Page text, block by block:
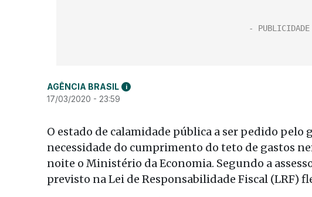
AGÊNCIA BRASIL i
17/03/2020 - 23:59
O estado de calamidade pública a ser pedido pelo
necessidade do cumprimento do teto de gastos
noite o Ministério da Economia. Segundo a
previsto na Lei de Responsabilidade Fiscal (LRF)